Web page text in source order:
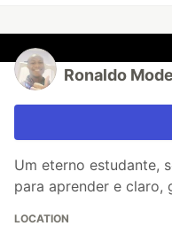
Ronaldo
Um eterno estudante,
para aprender e claro,
LOCATION